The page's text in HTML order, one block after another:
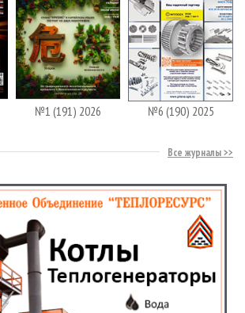
№1 (191) 2026 №6 (190) 2025
Все журналы